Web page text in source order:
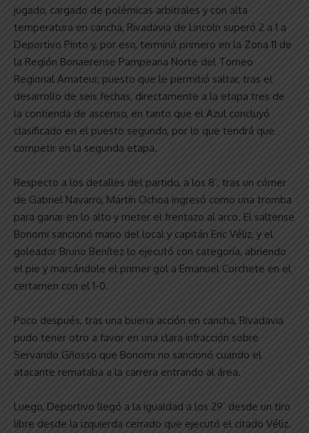
jugado, cargado de polémicas arbitrales y con alta
temperatura en cancha, Rivadavia de Lincoln superó 2 a 1 a
Deportivo Pinto y, por eso, terminó primero en la Zona 11 de
la Región Bonaerense Pampeana Norte del Torneo
Regional Amateur, puesto que le permitió saltar, tras el
desarrollo de seis fechas, directamente a la etapa tres de
la contienda de ascenso, en tanto que el Azul concluyó
clasificado en el puesto segundo, por lo que tendrá que
competir en la segunda etapa.
Respecto a los detalles del partido, a los 8’, tras un córner
de Gabriel Navarro, Martín Ochoa ingresó como una tromba
para ganar en lo alto y meter el frentazo al arco. El saltense
Bonomi sancionó mano del local y capitán Eric Véliz, y el
goleador Bruno Benítez lo ejecutó con categoría, abriendo
el pie y marcándole el primer gol a Emanuel Corchete en el
certamen con el 1-0.
Poco después, tras una buena acción en cancha, Rivadavia
pudo tener otro a favor en una clara infracción sobre
Servando Gñosso que Bonomi no sancionó cuando el
atacante remataba a la carrera entrando al área.
Luego, Deportivo llegó a la igualdad a los 29’ desde un tiro
libre desde la izquierda cerrado que ejecutó el citado Véliz.